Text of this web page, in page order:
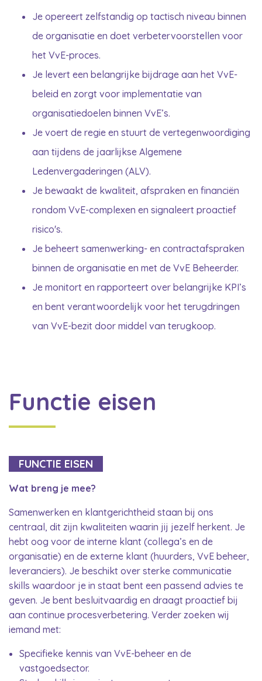
Je opereert zelfstandig op tactisch niveau binnen
de organisatie en doet verbetervoorstellen voor
het VvE-proces.
Je levert een belangrijke bijdrage aan het VvE-
beleid en zorgt voor implementatie van
organisatiedoelen binnen VvE’s.
Je voert de regie en stuurt de vertegenwoordiging
aan tijdens de jaarlijkse Algemene
Ledenvergaderingen (ALV).
Je bewaakt de kwaliteit, afspraken en financiën
rondom VvE-complexen en signaleert proactief
risico's.
Je beheert samenwerking- en contractafspraken
binnen de organisatie en met de VvE Beheerder.
Je monitort en rapporteert over belangrijke KPI’s
en bent verantwoordelijk voor het terugdringen
van VvE-bezit door middel van terugkoop.
Functie eisen
FUNCTIE EISEN
Wat breng je mee?
Samenwerken en klantgerichtheid staan bij ons
centraal, dit zijn kwaliteiten waarin jij jezelf herkent. Je
hebt oog voor de interne klant (collega’s en de
organisatie) en de externe klant (huurders, VvE beheer,
leveranciers). Je beschikt over sterke communicatie
skills waardoor je in staat bent een passend advies te
geven. Je bent besluitvaardig en draagt proactief bij
aan continue procesverbetering. Verder zoeken wij
iemand met:
Specifieke kennis van VvE-beheer en de
vastgoedsector.